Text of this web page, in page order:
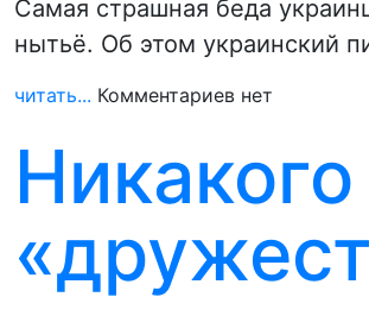
Самая страшная беда
нытьё. Об этом украинский
читать... Комментариев нет